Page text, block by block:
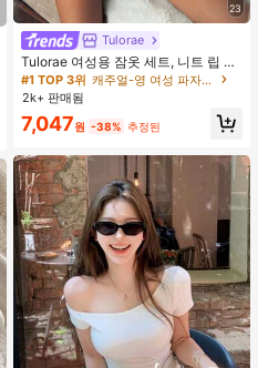
23
Tulorae
Tulorae 여성용 잠옷 세트, 니트 립 원
단, 하트 프린트 대비 레이스 트림, 로
맨틱 달콤 귀여운 섹시 캐미솔 & 반바
지 베이비돌 잠옷 세트 투피스 나이트
세트 섹시 잠옷 세트 여성용 잠옷 롬퍼
투피스 잠옷 세트 여성용 잠옷 세트 도
트 잠옷 세트 잠옷 반바지 세트 투피스
잠옷 세트 여성용 여름 세트 도트 반바
지 세트 여성용 잠옷 세트 반바지 잠옷
세트 여성용 투피스 여름 라운지 세트
#1 TOP 3위
캐주얼-영 여성 파자마 세트
2k+ 판매됨
7,047원 -38% 추정된